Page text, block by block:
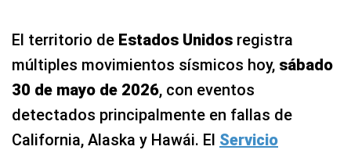
El territorio de Estados Unidos registra
múltiples movimientos sísmicos hoy, sábado
30 de mayo de 2026, con eventos
detectados principalmente en fallas de
California, Alaska y Hawái. El Servicio